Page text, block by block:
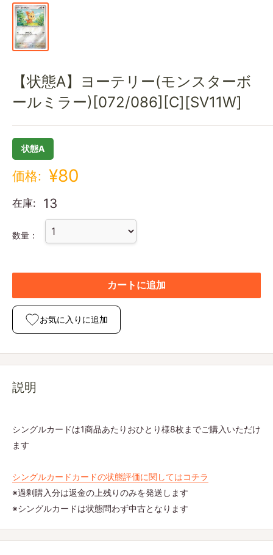
【状態A】ヨーテリー(モンスターボ
ールミラー)[072/086][C][SV11W]
状態A
価格: ¥80
在庫: 13
数量：
カートに追加
お気に入りに追加
説明
シングルカードは1商品あたりおひとり様8枚までご購入いただけ
ます
シングルカードカードの状態評価に関してはコチラ
※過剰購入分は返金の上残りのみを発送します
※シングルカードは状態問わず中古となります